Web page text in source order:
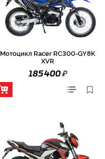
Мотоцикл Racer RC300-GY8K
XVR
185 400₽